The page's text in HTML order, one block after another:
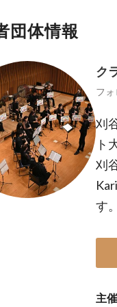
団体情報
ク
フ
刈
ト
刈
す。
主